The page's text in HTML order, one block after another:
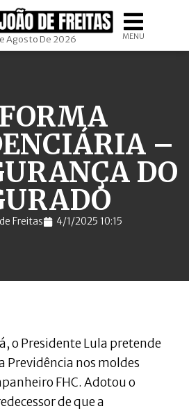
Agosto De 2026 MENU
–
DO
Freitas 4/1/2025 10:15
o Presidente Lula pretende
Previdência nos moldes
FHC. Adotou o
de que a